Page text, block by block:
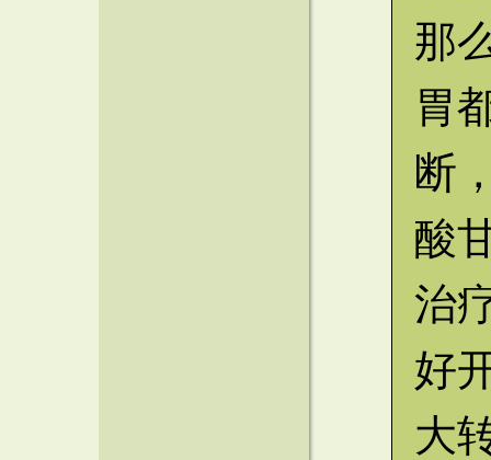
那
胃
断
酸
治
好
大